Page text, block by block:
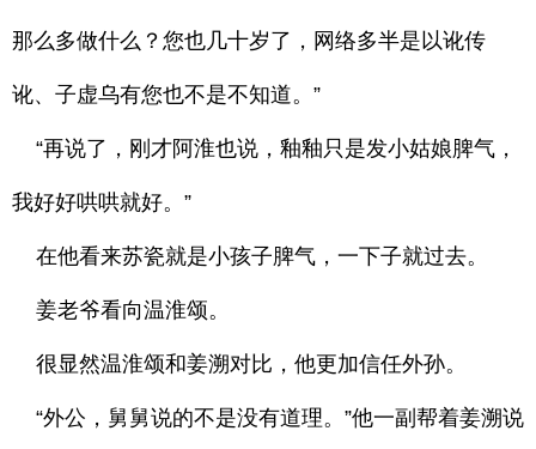
那么多做什么？您也几十岁了，网络多半是以讹传
讹、子虚乌有您也不是不知道。”
“再说了，刚才阿淮也说，釉釉只是发小姑娘脾气，
我好好哄哄就好。”
在他看来苏瓷就是小孩子脾气，一下子就过去。
姜老爷看向温淮颂。
很显然温淮颂和姜溯对比，他更加信任外孙。
“外公，舅舅说的不是没有道理。”他一副帮着姜溯说